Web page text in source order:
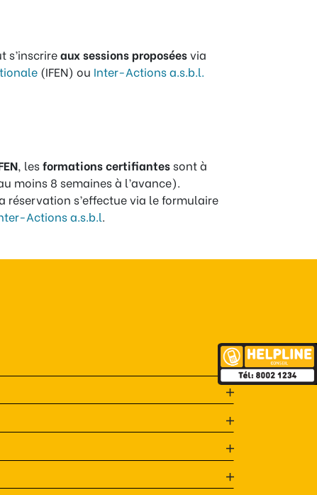
s’inscrireaux sessions proposéesvia
(IFEN) ou Inter-Actions a.s.b.l.
, lesformations certifiantessont à
moins 8 semaines à l’avance).
réservation s’effectue via le formulaire
Actions a.s.b.l.